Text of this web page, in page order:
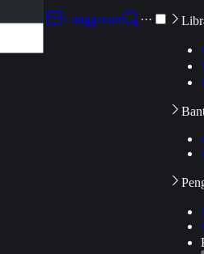
Langganan
···